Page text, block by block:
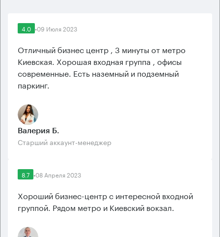
4.0 •09 Июля 2023
Отличный бизнес центр , 3 минуты от метро
Киевская. Хорошая входная группа , офисы
современные. Есть наземный и подземный
паркинг.
Валерия Б.
Старший аккаунт-менеджер
8.7 •08 Апреля 2023
Хороший бизнес-центр с интересной входной
группой. Рядом метро и Киевский вокзал.